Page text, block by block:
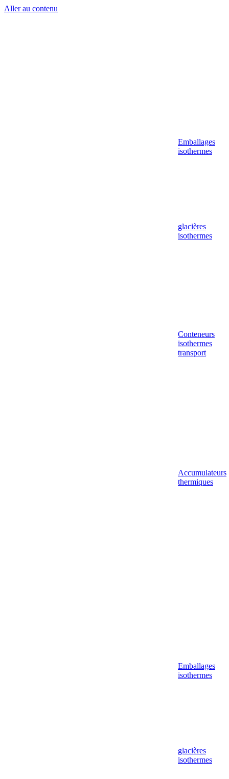
Aller au contenu
Emballages
isothermes
glacières
isothermes
Conteneurs
isothermes
transport
Accumulateurs
thermiques
Emballages
isothermes
glacières
isothermes